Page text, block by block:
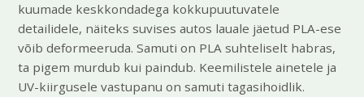
kuumade keskkondadega kokkupuutuvatele
detailidele, näiteks suvises autos lauale jäetud PLA-ese
võib deformeeruda. Samuti on PLA suhteliselt habras,
ta pigem murdub kui paindub. Keemilistele ainetele ja
UV-kiirgusele vastupanu on samuti tagasihoidlik.